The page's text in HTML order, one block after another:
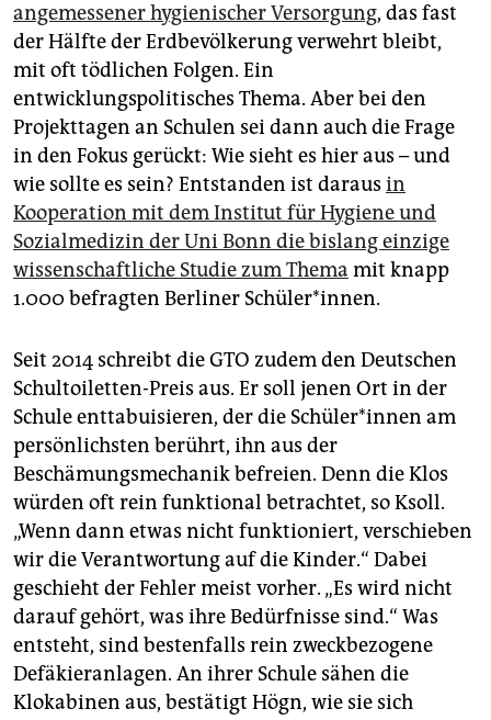
angemessener hygienischer Versorgung, das fast
der Hälfte der Erdbevölkerung verwehrt bleibt,
mit oft tödlichen Folgen. Ein
entwicklungspolitisches Thema. Aber bei den
Projekttagen an Schulen sei dann auch die Frage
in den Fokus gerückt: Wie sieht es hier aus – und
wie sollte es sein? Entstanden ist daraus in
Kooperation mit dem Institut für Hygiene und
Sozialmedizin der Uni Bonn die bislang einzige
wissenschaftliche Studie zum Thema mit knapp
1.000 befragten Berliner Schüler*innen.
Seit 2014 schreibt die GTO zudem den Deutschen
Schultoiletten-Preis aus. Er soll jenen Ort in der
Schule enttabuisieren, der die Schü­le­r*in­nen am
persönlichsten berührt, ihn aus der
Beschämungsmechanik befreien. Denn die Klos
würden oft rein funktional betrachtet, so Ksoll.
„Wenn dann etwas nicht funktioniert, verschieben
wir die Verantwortung auf die Kinder.“ Dabei
geschieht der Fehler meist vorher. „Es wird nicht
darauf gehört, was ihre Bedürfnisse sind.“ Was
entsteht, sind bestenfalls rein zweckbezogene
Defäkieranlagen. An ihrer Schule sähen die
Klokabinen aus, bestätigt Högn, wie sie sich